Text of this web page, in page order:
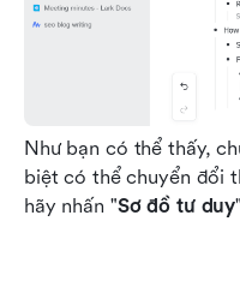
Như bạn có thể thấy,
biệt có thể chuyển đổi
hãy nhấn "Sơ đồ tư duy